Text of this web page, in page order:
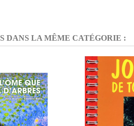
DANS LA MÊME CATÉGORIE :